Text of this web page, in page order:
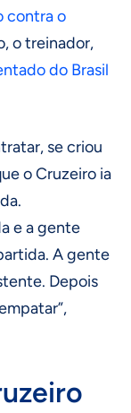
contra o
o treinador,
do Brasil
se criou
o Cruzeiro ia
e a gente
A gente
Depois